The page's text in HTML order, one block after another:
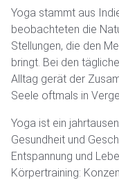
Yoga stammt aus
beobachteten die
Stellungen, die den
bringt. Bei den
Alltag gerät der
Seele oftmals in
Yoga ist ein
Gesundheit und
Entspannung und
Körpertraining: